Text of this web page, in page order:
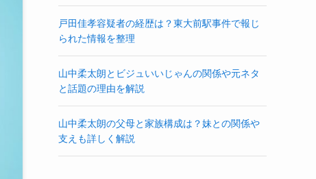
戸田佳孝容疑者の経歴は？東大前駅事件で報じ
られた情報を整理
山中柔太朗とビジュいいじゃんの関係や元ネタ
と話題の理由を解説
山中柔太朗の父母と家族構成は？妹との関係や
支えも詳しく解説